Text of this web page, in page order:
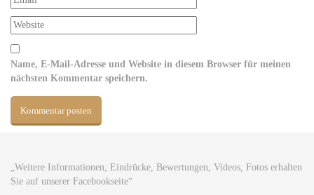
Name, E-Mail-Adresse und Website in diesem Browser für meinen
nächsten Kommentar speichern.
„Weitere Informationen, Eindrücke, Bewertungen, Videos, Fotos erhalten
Sie auf unserer Facebookseite“